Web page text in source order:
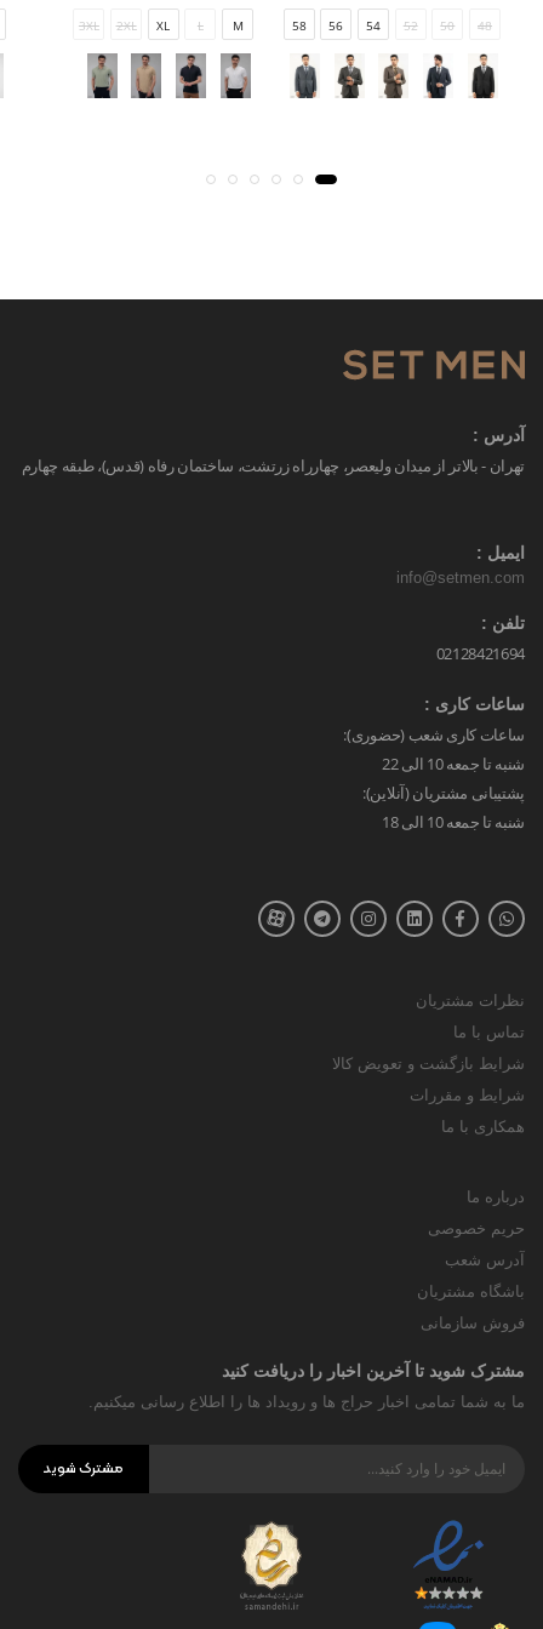
48
50
52
54
56
58
M
L
XL
2XL
3XL
آدرس :
تهران - بالاتر از میدان ولیعصر، چهارراه زرتشت، ساختمان رفاه (قدس)، طبقه چهارم
ایمیل :
info@setmen.com
تلفن :
02128421694
ساعات کاری :
ساعات کاری شعب (حضوری):
شنبه تا جمعه 10 الی 22
پشتیبانی مشتریان (آنلاین):
شنبه تا جمعه 10 الی 18
نظرات مشتریان
تماس با ما
شرایط بازگشت و تعویض کالا
شرایط و مقررات
همکاری با ما
درباره ما
حریم خصوصی
آدرس شعب
باشگاه مشتریان
فروش سازمانی
مشترک شوید تا آخرین اخبار را دریافت کنید
ما به شما تمامی اخبار حراج ها و رویداد ها را اطلاع رسانی میکنیم.
مشترک شوید